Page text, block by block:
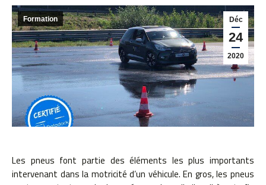
Déc
24
2020
Formation
Les pneus font partie des éléments les plus importants
intervenant dans la motricité d’un véhicule. En gros, les pneus